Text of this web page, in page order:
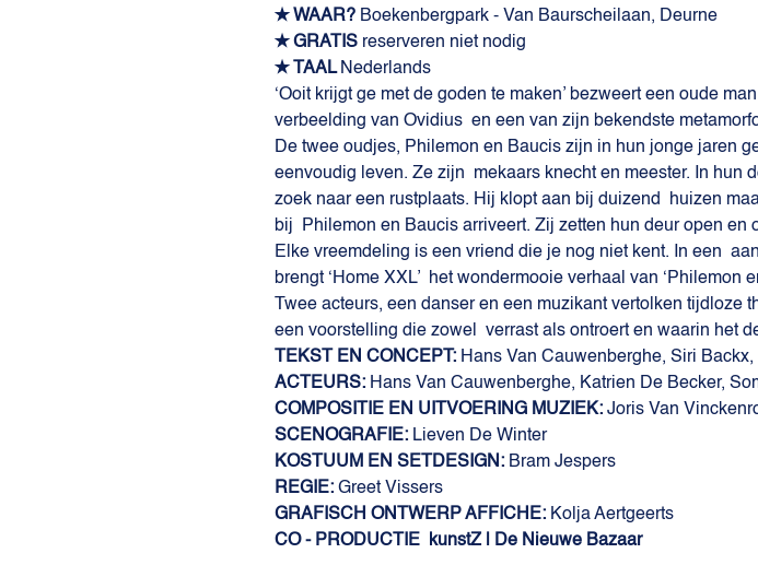
✭ WAAR? Boekenbergpark - Van Baurscheilaan, Deurne
✭ GRATIS reserveren niet nodig
✭ TAAL Nederlands
‘Ooit krijgt ge met de goden te maken’ bezweert een oude
verbeelding van Ovidius  en een van zijn bekendste
De twee oudjes, Philemon en Baucis zijn in hun jonge jaren
eenvoudig leven. Ze zijn  mekaars knecht en meester. In hun
zoek naar een rustplaats. Hij klopt aan bij duizend  huizen
bij  Philemon en Baucis arriveert. Zij zetten hun deur open
Elke vreemdeling is een vriend die je nog niet kent. In een
brengt ‘Home XXL’  het wondermooie verhaal van ‘Philemon
Twee acteurs, een danser en een muzikant vertolken tijdloze
een voorstelling die zowel  verrast als ontroert en waarin het
TEKST EN CONCEPT: Hans Van Cauwenberghe, Siri
ACTEURS: Hans Van Cauwenberghe, Katrien De Becker,
COMPOSITIE EN UITVOERING MUZIEK: Joris Van
SCENOGRAFIE: Lieven De Winter
KOSTUUM EN SETDESIGN: Bram Jespers
REGIE: Greet Vissers
GRAFISCH ONTWERP AFFICHE: Kolja Aertgeerts
CO - PRODUCTIE  kunstZ | De Nieuwe Bazaar